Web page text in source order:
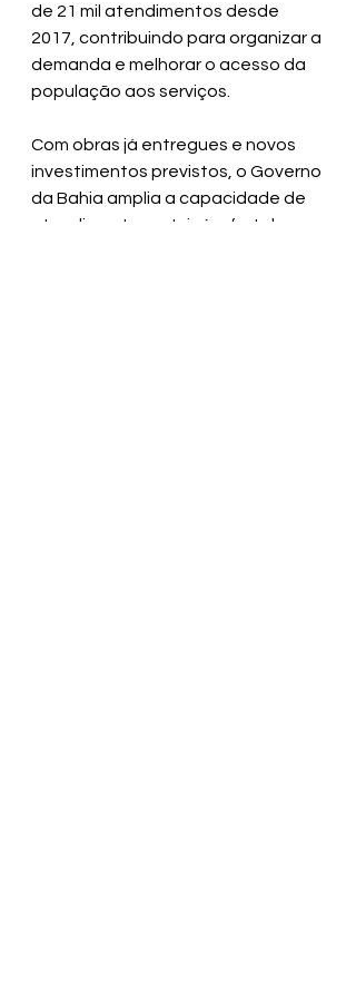
de 21 mil atendimentos desde
2017, contribuindo para organizar a
demanda e melhorar o acesso da
população aos serviços.
Com obras já entregues e novos
investimentos previstos, o Governo
da Bahia amplia a capacidade de
atendimento em Ipiaú e fortalece a